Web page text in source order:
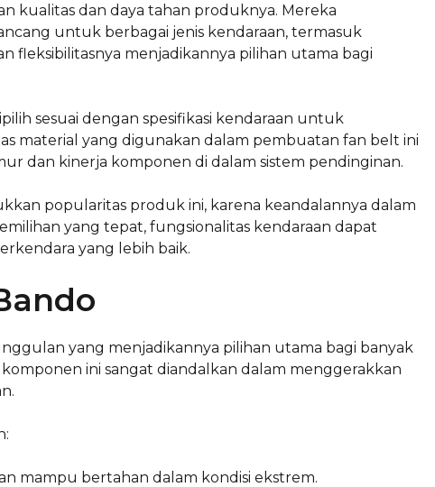
kualitas dan daya tahan produknya. Mereka
untuk berbagai jenis kendaraan, termasuk
fleksibilitasnya menjadikannya pilihan utama bagi
sesuai dengan spesifikasi kendaraan untuk
material yang digunakan dalam pembuatan fan belt ini
dan kinerja komponen di dalam sistem pendinginan.
popularitas produk ini, karena keandalannya dalam
yang tepat, fungsionalitas kendaraan dapat
yang lebih baik.
yang menjadikannya pilihan utama bagi banyak
ini sangat diandalkan dalam menggerakkan
mampu bertahan dalam kondisi ekstrem.